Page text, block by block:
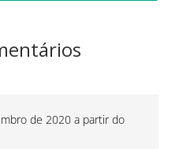
de 2020 a partir do